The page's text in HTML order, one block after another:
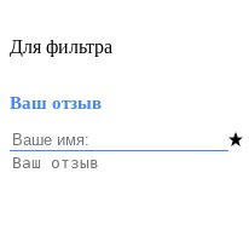
Для фильтра
Ваш отзыв